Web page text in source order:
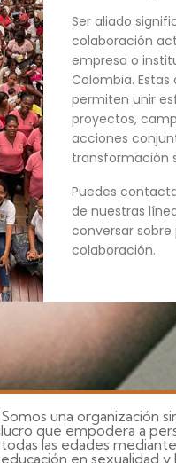
Ser aliado
colaboración
empresa o
Colombia.
permiten unir
proyectos,
acciones
transformación
Puedes
de nuestras
conversar
colaboración.
Somos una organización
lucro que empodera a
todas las edades
educación en sexualidad y